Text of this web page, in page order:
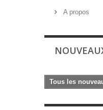
A propos
Tous les